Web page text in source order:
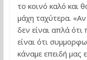
το κοινό καλό και
μάχη ταχύτερα.
δεν είναι απλά ότι
είναι ότι
κάναμε επειδή μας